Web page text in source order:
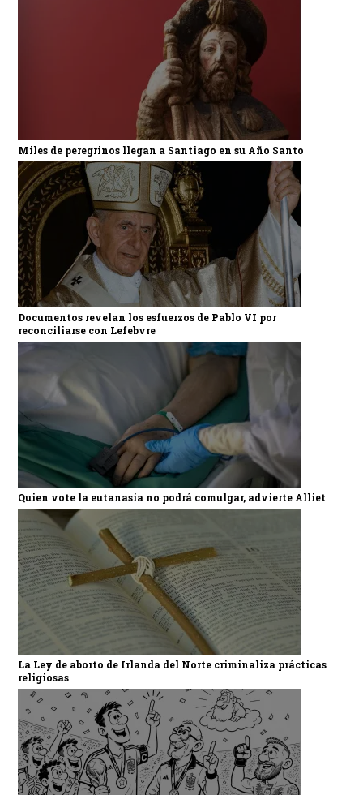
Miles de peregrinos llegan a Santiago en su Año Santo
Documentos revelan los esfuerzos de Pablo VI por
reconciliarse con Lefebvre
Quien vote la eutanasia no podrá comulgar, advierte Alliet
La Ley de aborto de Irlanda del Norte criminaliza prácticas
religiosas